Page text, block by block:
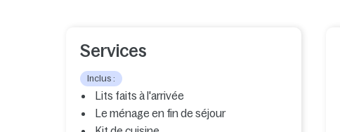
Services
Inclus :
Lits faits à l'arrivée
Le ménage en fin de séjour